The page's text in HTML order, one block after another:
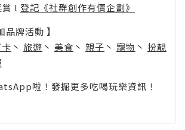
l 登記《社群創作有價企劃》
品牌活動 】
丶 旅遊 丶 美食 丶 親子 丶 寵物 丶 扮靚
啦！發掘更多吃喝玩樂資訊！